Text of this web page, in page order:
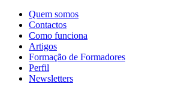
Quem somos
Contactos
Como funciona
Artigos
Formação de Formadores
Perfil
Newsletters